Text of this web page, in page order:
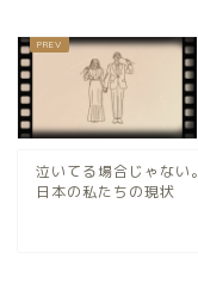
泣いてる場合じゃない
日本の私たちの現状